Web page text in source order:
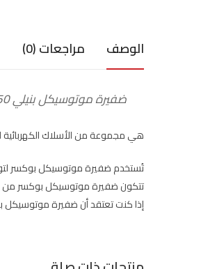
الوصف مراجعات (0)
ضفيرة موتوسيكل بنيلي VLR 150
هي مجموعة من الأسلاك الكهربائية
تُستخدم ضفيرة موتوسيكل بوكسر
تتكون ضفيرة موتوسيكل بوكسر من
إذا كنت تعتقد أن ضفيرة موتوسيكل